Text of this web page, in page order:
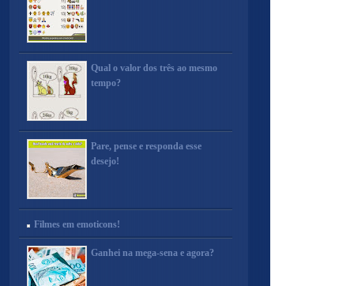
Qual o valor dos três ao mesmo
tempo?
Pare, pense e responda esse
desejo!
Filmes em emoticons!
Ganhei na mega-sena e agora?